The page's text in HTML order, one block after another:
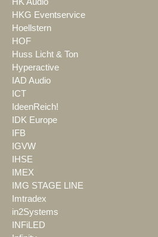
HKG Eventservice
Hoellstern
HOF
Huss Licht & Ton
Hyperactive
IAD Audio
ICT
IdeenReich!
IDK Europe
IFB
IGVW
IHSE
IMEX
IMG STAGE LINE
Imtradex
in2Systems
INFiLED